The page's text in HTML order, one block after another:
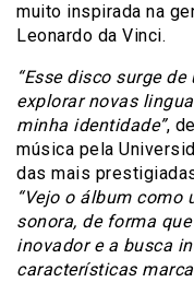
muito inspirada na
Leonardo da Vinci.
“Esse disco surge
explorar novas
minha identidade”,
música pela
das mais
“Vejo o álbum como
sonora, de forma
inovador e a busca
características